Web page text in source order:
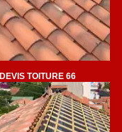
DEVIS TOITURE 66